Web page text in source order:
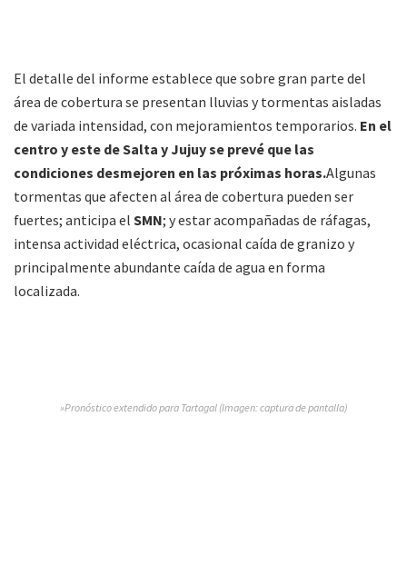
El detalle del informe establece que sobre gran parte del
área de cobertura se presentan lluvias y tormentas aisladas
de variada intensidad, con mejoramientos temporarios. En el
centro y este de Salta y Jujuy se prevé que las
condiciones desmejoren en las próximas horas.Algunas
tormentas que afecten al área de cobertura pueden ser
fuertes; anticipa el SMN; y estar acompañadas de ráfagas,
intensa actividad eléctrica, ocasional caída de granizo y
principalmente abundante caída de agua en forma
localizada.
»Pronóstico extendido para Tartagal (Imagen: captura de pantalla)